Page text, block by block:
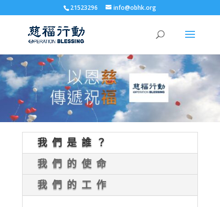
21523296 info@obhk.org
我們是誰？
我們的使命
我們的工作